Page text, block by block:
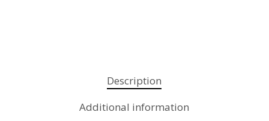
Description
Additional information